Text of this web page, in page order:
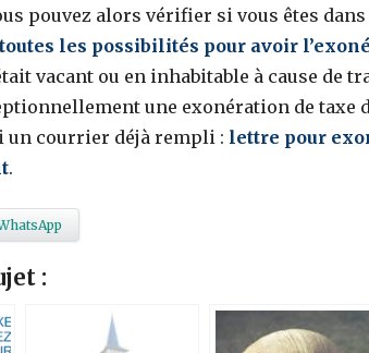
pouvez alors vérifier si vous êtes dans
toutes les possibilités pour avoir
vacant ou en inhabitable à cause de
une exonération de taxe
un courrier déjà rempli : lettre pour
.
: